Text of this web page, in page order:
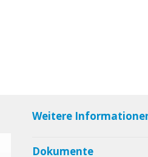
Weitere
Dokumente